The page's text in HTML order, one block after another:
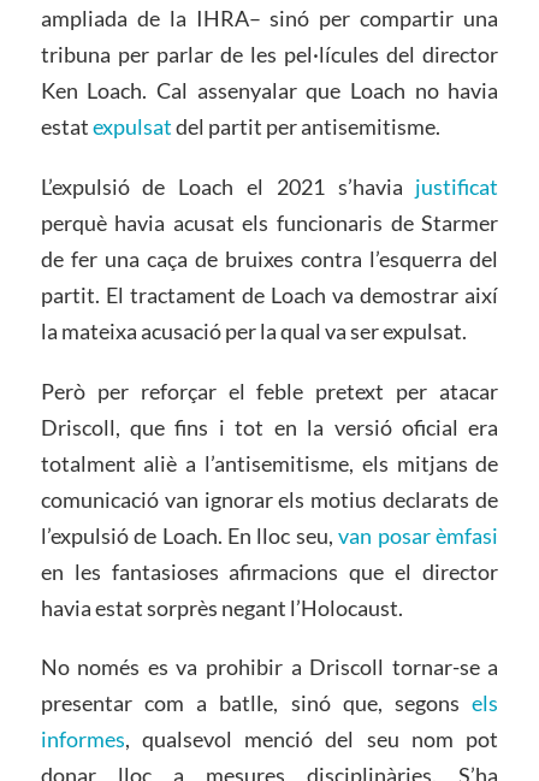
ampliada de la IHRA– sinó per compartir una
tribuna per parlar de les pel·lícules del director
Ken Loach. Cal assenyalar que Loach no havia
estatexpulsatdel partit per antisemitisme.
L’expulsió de Loach el 2021 s’havia justificat
perquè havia acusat els funcionaris de Starmer
de fer una caça de bruixes contra l’esquerra del
partit. El tractament de Loach va demostrar així
la mateixa acusació per la qual va ser expulsat.
Però per reforçar el feble pretext per atacar
Driscoll, que fins i tot en la versió oficial era
totalment aliè a l’antisemitisme, els mitjans de
comunicació van ignorar els motius declarats de
l’expulsió de Loach. En lloc seu,van posar èmfasi
en les fantasioses afirmacions que el director
havia estat sorprès negant l’Holocaust.
No només es va prohibir a Driscoll tornar-se a
presentar com a batlle, sinó que, segonsels
informes, qualsevol menció del seu nom pot
donar lloc a mesures disciplinàries. S’ha